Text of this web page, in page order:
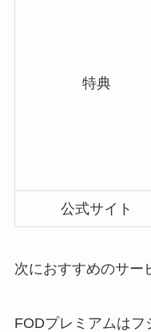
特典
公式サイト
次におすすめのサー
FODプレミアムは